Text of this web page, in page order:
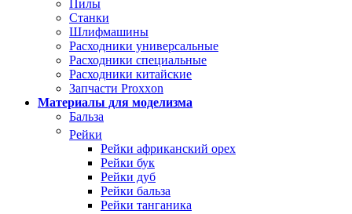
Пилы
Станки
Шлифмашины
Расходники универсальные
Расходники специальные
Расходники китайские
Запчасти Proxxon
Материалы для моделизма
Бальза
Рейки
Рейки африканский орех
Рейки бук
Рейки дуб
Рейки бальза
Рейки танганика